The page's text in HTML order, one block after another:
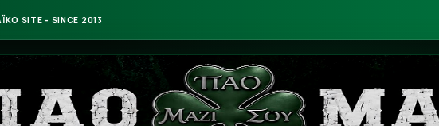
SITE - SINCE 2013